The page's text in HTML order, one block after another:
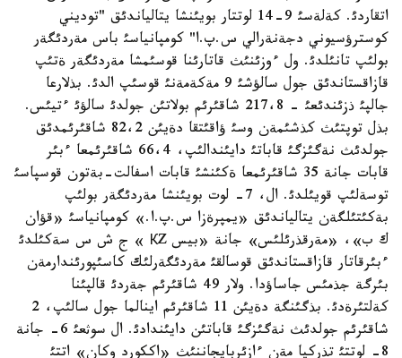
اتقاردئ. كةلةسئ 9-14 لوتتار بويئنشا يتالياندئق "توديني
كوسترؤسيوني دجةنةرالي س.پ.ا" كومپانياسئ باس مةردئگةر
بولئپ تانئلدئ. ول ءوزئنئث قاتارئنا قوسئمشا مةردئگةر ةتئپ
قازاقستاندئق جول سالؤشئ 9 مةكةمةنئ قوسئپ الدئ. بذلارعا
جالپئ ذزئندئعئ - 217،8 شاقئرئم بولاتئن جولدئ سالؤئ ءتيئس.
بذل توپتئث كذشئمةن وسئ ؤاقئتقا دةيئن 82،2 شاقئرئمدئق
جولدئث نةگئزگئ قاباتئ دايئندالئپ، 66،4 شاقئرئمعا ءبئر
قابات جانة 35 شاقئرئمعا ةكئنشئ قابات اسفالت-بةتون قوسپاسئ
توسةلئپ قويئلدئ. ال، 7- لوت بويئنشا مةردئگةر بولئپ
بةكئتئلگةن يتالياندئق «يمپرةزا س.پ.ا.» كومپانياسئ «قؤان
ك ب»، «مةرقذرئلئس» جانة «بيس КZ » ج ش س سةكئلدئ
ءبئرقاتار قازاقستاندئق قوسالقئ مةردئگةرلئك كاسئپورئندارمةن
بئرگة جذمئس جاساؤدا. ولار 49 شاقئرئم جةردئ قالپئنا
كةلتئرةدئ. بذگئنگة دةيئن 11 شاقئرئم اينالما جول سالئپ، 2
شاقئرئم جولدئث نةگئزگئ قاباتئن دايئندادئ. ال سوثعئ 6- جانة